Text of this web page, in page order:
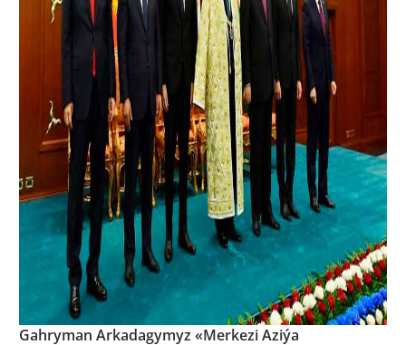
Gahryman Arkadagymyz «Merkezi Aziýa